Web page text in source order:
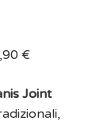
€
Joint